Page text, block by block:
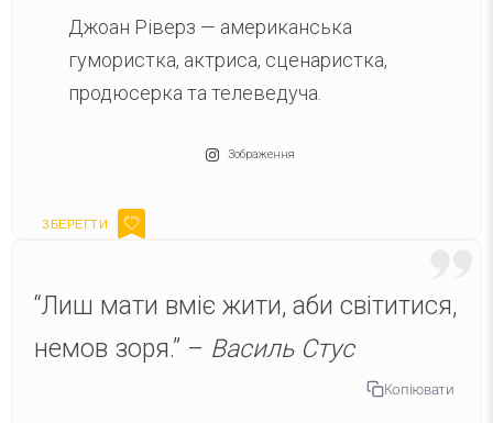
Джоан Ріверз — американська
гумористка, актриса, сценаристка,
продюсерка та телеведуча.
Зображення
“Лиш мати вміє жити, аби світитися,
немов зоря.” – Василь Стус
Копіювати